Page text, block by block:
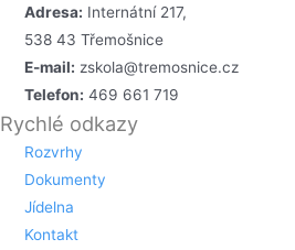
Adresa: Internátní 217,
538 43 Třemošnice
E-mail: zskola@tremosnice.cz
Telefon: 469 661 719
Rychlé odkazy
Rozvrhy
Dokumenty
Jídelna
Kontakt